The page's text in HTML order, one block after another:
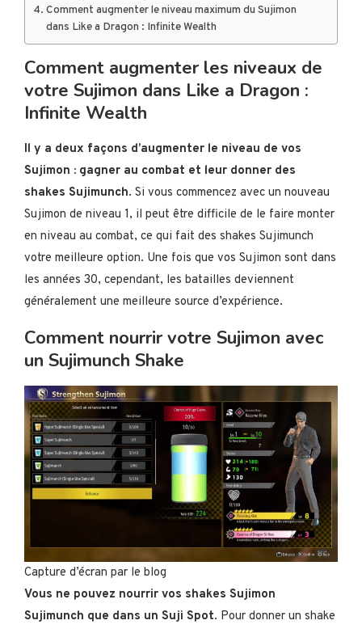
Comment augmenter le niveau maximum du Sujimon
dans Like a Dragon : Infinite Wealth
Comment augmenter les niveaux de
votre Sujimon dans Like a Dragon :
Infinite Wealth
Il y a deux façons d’augmenter le niveau de vos
Sujimon : gagner au combat et leur donner des
shakes Sujimunch. Si vous commencez avec un nouveau
Sujimon de niveau 1, il peut être difficile de le faire monter
en niveau au combat, ce qui fait des shakes Sujimunch
votre meilleure option. Une fois que vos Sujimon sont dans
les années 30, cependant, les batailles deviennent
généralement une meilleure source d’expérience.
Comment nourrir votre Sujimon avec
un Sujimunch Shake
Capture d’écran par le blog
Vous ne pouvez nourrir vos shakes Sujimon
Sujimunch que dans un Suji Spot. Pour donner un shake